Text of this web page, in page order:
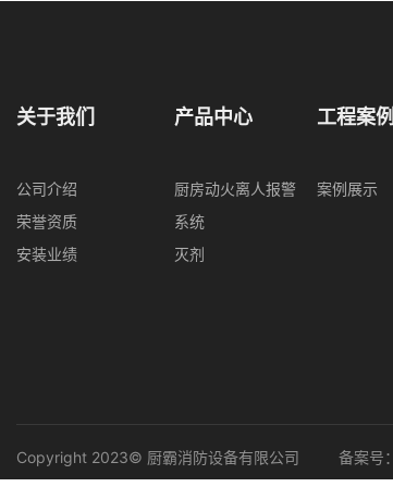
关于我们
公司介绍
荣誉资质
安装业绩
产品中心
厨房动火离人报警
系统
灭剂
工程案例
案例展示
Copyright 2023© 厨霸消防设备有限公司 备案号：